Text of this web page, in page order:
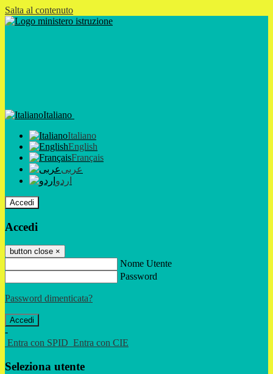
Salta al contenuto
Italiano
Italiano
English
Français
عربى
اردو
Accedi
Accedi
button close ×
Nome Utente
Password
Password dimenticata?
-
Entra con SPID Entra con CIE
Seleziona utente